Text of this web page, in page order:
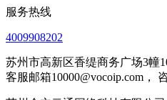
服务热线
4009908202
苏州市高新区香缇商务广场3幢
客服邮箱10000@vocoip.com，